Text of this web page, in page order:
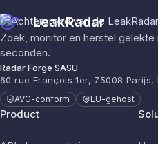
LeakRadar
Zoek, monitor en herstel gelekte
seconden.
Radar Forge SASU
60 rue François 1er, 75008 Parijs,
AVG-conform EU-gehost
Product